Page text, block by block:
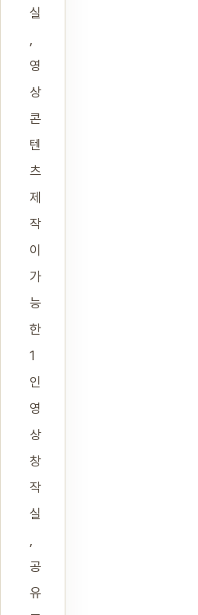
실
,
영
상
콘
텐
츠
제
작
이
가
능
한
1
인
영
상
창
작
실
,
공
유